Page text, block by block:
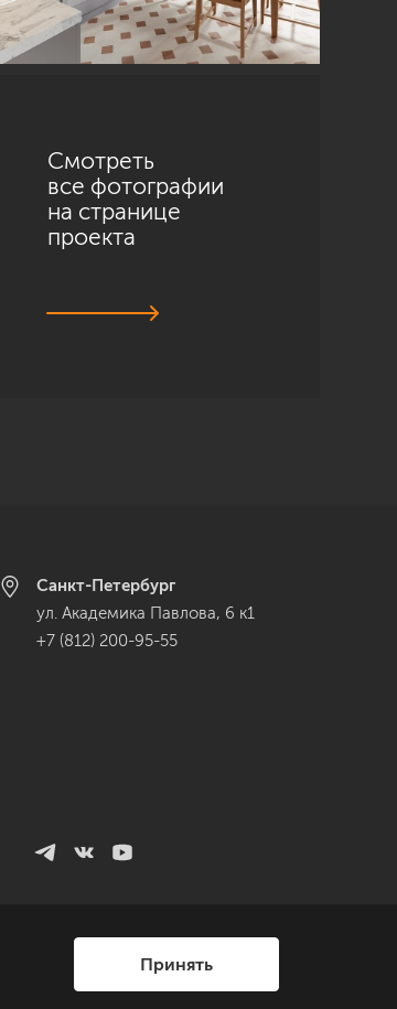
Смотреть
все фотографии
на странице
проекта
Санкт-Петербург
ул. Академика Павлова, 6 к1
+7 (812) 200-95-55
Принять